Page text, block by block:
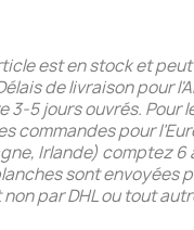
est en stock et
de livraison pour
3-5 jours ouvrés. Pour
commandes pour
Irlande) comptez 6
sont envoyées
par DHL ou tout